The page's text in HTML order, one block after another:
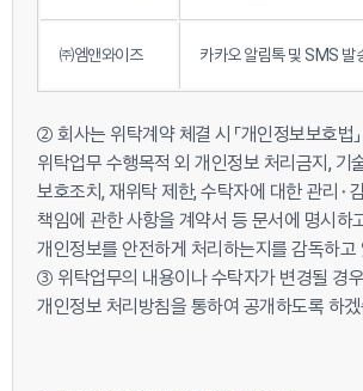
㈜엠앤와이즈 카카오 알림톡 및 SMS 발
② 회사는 위탁계약 체결 시 「개인정보보호법
위탁업무 수행목적 외 개인정보 처리금지, 기
보호조치, 재위탁 제한, 수탁자에 대한 관리⬝
책임에 관한 사항을 계약서 등 문서에 명시하
개인정보를 안전하게 처리하는지를 감독하고
③ 위탁업무의 내용이나 수탁자가 변경될 경
개인정보 처리방침을 통하여 공개하도록 하